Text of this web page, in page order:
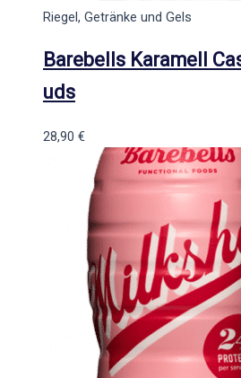
Riegel, Getränke und Gels
Barebells Karamell
uds
28,90 €